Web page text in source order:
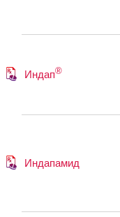
Индап®
Индапамид